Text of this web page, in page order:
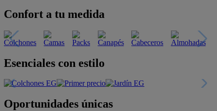
Confort a tu medida
Esenciales con estilo
Oportunidades únicas